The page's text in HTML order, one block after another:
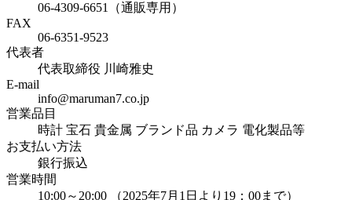
06-4309-6651（通販専用）
FAX
06-6351-9523
代表者
代表取締役 川崎雅史
E-mail
info@maruman7.co.jp
営業品目
時計 宝石 貴金属 ブランド品 カメラ 電化製品等
お支払い方法
銀行振込
営業時間
10:00～20:00 （2025年7月1日より19：00まで）